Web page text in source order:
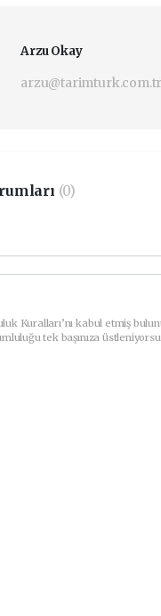
Arzu Okay
arzu@tarimturk.com.tr
(0)
Kuralları’nı kabul etmiş
tek başınıza